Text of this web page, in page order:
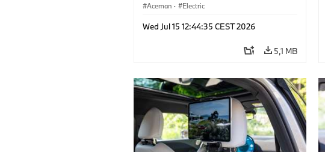
Aceman · Electric
Wed Jul 15 12:44:35 CEST 2026
5,1 MB